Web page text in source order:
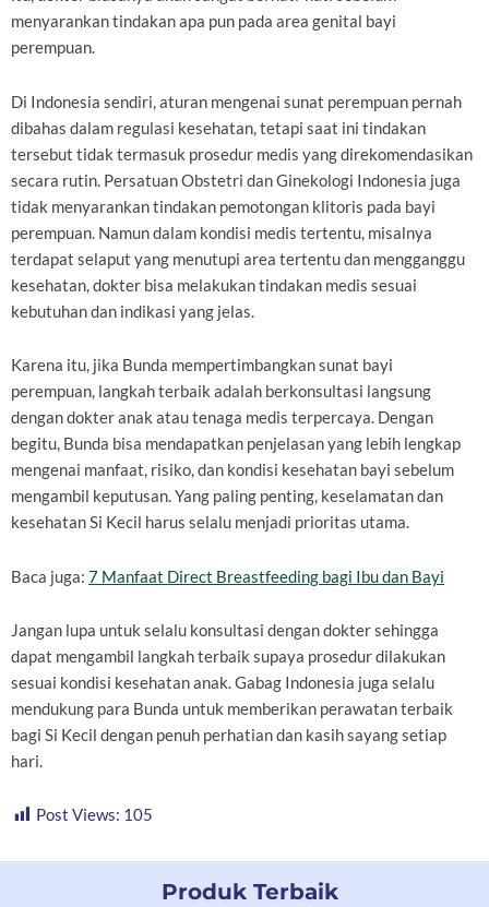
menyarankan tindakan apa pun pada area genital bayi
perempuan.
Di Indonesia sendiri, aturan mengenai sunat perempuan pernah
dibahas dalam regulasi kesehatan, tetapi saat ini tindakan
tersebut tidak termasuk prosedur medis yang direkomendasikan
secara rutin. Persatuan Obstetri dan Ginekologi Indonesia juga
tidak menyarankan tindakan pemotongan klitoris pada bayi
perempuan. Namun dalam kondisi medis tertentu, misalnya
terdapat selaput yang menutupi area tertentu dan mengganggu
kesehatan, dokter bisa melakukan tindakan medis sesuai
kebutuhan dan indikasi yang jelas.
Karena itu, jika Bunda mempertimbangkan sunat bayi
perempuan, langkah terbaik adalah berkonsultasi langsung
dengan dokter anak atau tenaga medis terpercaya. Dengan
begitu, Bunda bisa mendapatkan penjelasan yang lebih lengkap
mengenai manfaat, risiko, dan kondisi kesehatan bayi sebelum
mengambil keputusan. Yang paling penting, keselamatan dan
kesehatan Si Kecil harus selalu menjadi prioritas utama.
Baca juga: 7 Manfaat Direct Breastfeeding bagi Ibu dan Bayi
Jangan lupa untuk selalu konsultasi dengan dokter sehingga
dapat mengambil langkah terbaik supaya prosedur dilakukan
sesuai kondisi kesehatan anak. Gabag Indonesia juga selalu
mendukung para Bunda untuk memberikan perawatan terbaik
bagi Si Kecil dengan penuh perhatian dan kasih sayang setiap
hari.
Post Views: 105
Produk Terbaik